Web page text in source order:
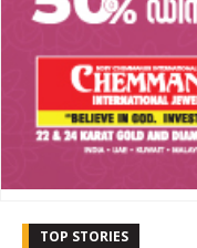
TOP STORIES